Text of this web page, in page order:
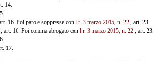
14.
16. Poi parole soppresse con l.r. 3 marzo 2015, n. 22, art. 23.
art. 16. Poi comma abrogato con l.r. 3 marzo 2015, n. 22, art. 23.
17.